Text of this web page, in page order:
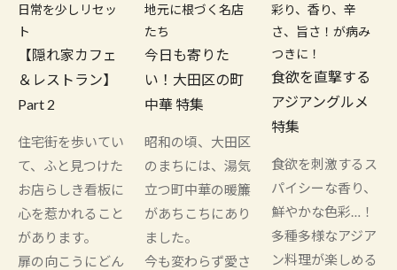
日常を少しリセッ
ト
【隠れ家カフェ
＆レストラン】
Part 2
住宅街を歩いてい
て、ふと見つけた
お店らしき看板に
心を惹かれること
があります。
扉の向こうにどん
地元に根づく名店
たち
今日も寄りた
い！大田区の町
中華 特集
昭和の頃、大田区
のまちには、湯気
立つ町中華の暖簾
があちこちにあり
ました。
今も変わらず愛さ
彩り、香り、辛
さ、旨さ！が病み
つきに！
食欲を直撃する
アジアングルメ
特集
食欲を刺激するス
パイシーな香り、
鮮やかな色彩…！
多種多様なアジア
ン料理が楽しめる